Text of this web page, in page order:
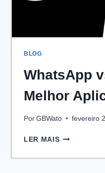
BLOG
WhatsApp
Melhor
Por GBWato fevereiro
LER MAISWHATSAPP
TELEGRAM: